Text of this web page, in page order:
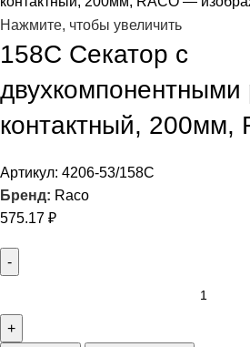
Нажмите, чтобы увеличить
158C Секатор с
двухкомпонентными
контактный, 200мм,
Артикул: 4206-53/158C
Бренд: Raco
575.17 ₽